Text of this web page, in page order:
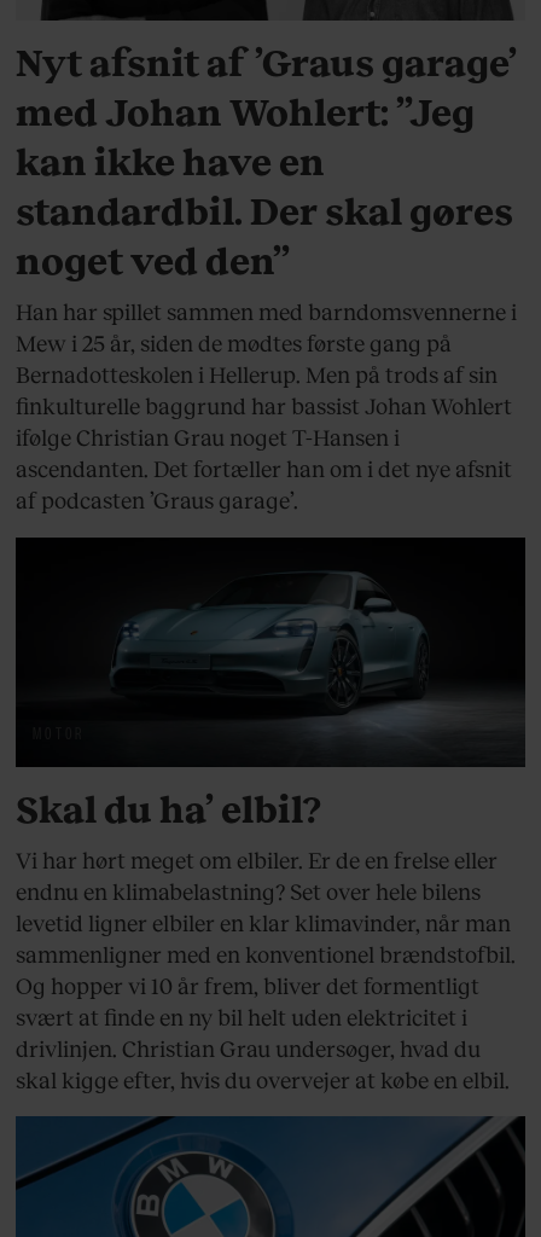
Nyt afsnit af ’Graus garage’
med Johan Wohlert: ”Jeg
kan ikke have en
standardbil. Der skal gøres
noget ved den”
Han har spillet sammen med barndomsvennerne i
Mew i 25 år, siden de mødtes første gang på
Bernadotteskolen i Hellerup. Men på trods af sin
finkulturelle baggrund har bassist Johan Wohlert
ifølge Christian Grau noget T-Hansen i
ascendanten. Det fortæller han om i det nye afsnit
af podcasten ’Graus garage’.
Skal du ha’ elbil?
Vi har hørt meget om elbiler. Er de en frelse eller
endnu en klimabelastning? Set over hele bilens
levetid ligner elbiler en klar klimavinder, når man
sammenligner med en konventionel brændstofbil.
Og hopper vi 10 år frem, bliver det formentligt
svært at finde en ny bil helt uden elektricitet i
drivlinjen. Christian Grau undersøger, hvad du
skal kigge efter, hvis du overvejer at købe en elbil.